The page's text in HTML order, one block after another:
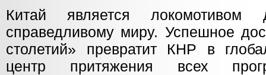
Китай является
справедливому миру. Успешное
столетий» превратит КНР в
центр притяжения всех